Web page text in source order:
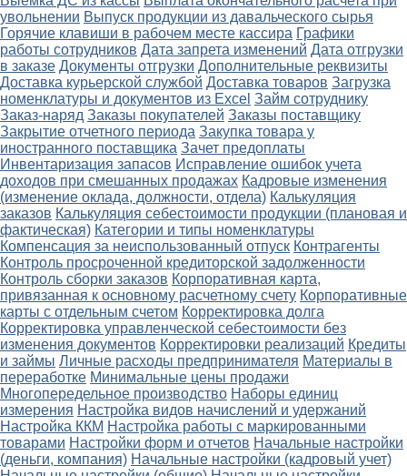
увольнении Выпуск продукции из давальческого сырья
Горячие клавиши в рабочем месте кассира Графики
работы сотрудников Дата запрета изменений Дата отгрузки
в заказе Документы отгрузки Дополнительные реквизиты
Доставка курьерской службой Доставка товаров Загрузка
номенклатуры и документов из Excel Займ сотруднику
Заказ-наряд Заказы покупателей Заказы поставщику
Закрытие отчетного периода Закупка товара у
иностранного поставщика Зачет предоплаты
Инвентаризация запасов Исправление ошибок учета
доходов при смешанных продажах Кадровые изменения
(изменение оклада, должности, отдела) Калькуляция
заказов Калькуляция себестоимости продукции (плановая и
фактическая) Категории и типы номенклатуры
Компенсация за неиспользованный отпуск Контрагенты
Контроль просроченной кредиторской задолженности
Контроль сборки заказов Корпоративная карта,
привязанная к основному расчетному счету Корпоративные
карты с отдельным счетом Корректировка долга
Корректировка управленческой себестоимости без
изменения документов Корректировки реализаций Кредиты
и займы Личные расходы предпринимателя Материалы в
переработке Минимальные цены продажи
Многопередельное производство Наборы единиц
измерения Настройка видов начислений и удержаний
Настройка ККМ Настройка работы с маркированными
товарами Настройки форм и отчетов Начальные настройки
(деньги, компания) Начальные настройки (кадровый учет)